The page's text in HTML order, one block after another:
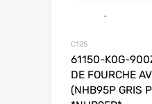
C125
61150-K0G-
DE FOURCHE
(NHB95P GRIS